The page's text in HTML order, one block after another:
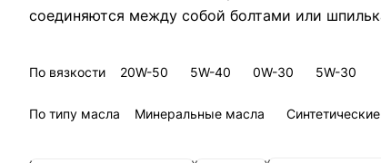
соединяются между собой болтами или
По вязкости 20W-50 5W-40 0W-30 5W-30
По типу масла Минеральные масла